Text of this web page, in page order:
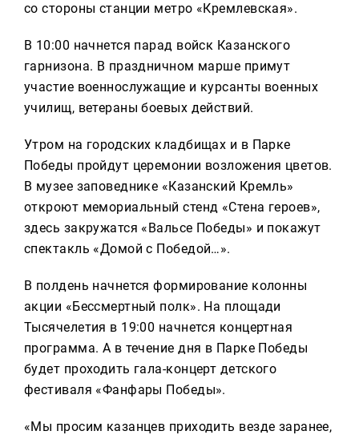
со стороны станции метро «Кремлевская».
В 10:00 начнется парад войск Казанского
гарнизона. В праздничном марше примут
участие военнослужащие и курсанты военных
училищ, ветераны боевых действий.
Утром на городских кладбищах и в Парке
Победы пройдут церемонии возложения цветов.
В музее заповеднике «Казанский Кремль»
откроют мемориальный стенд «Стена героев»,
здесь закружатся «Вальсе Победы» и покажут
спектакль «Домой с Победой…».
В полдень начнется формирование колонны
акции «Бессмертный полк». На площади
Тысячелетия в 19:00 начнется концертная
программа. А в течение дня в Парке Победы
будет проходить гала-концерт детского
фестиваля «Фанфары Победы».
«Мы просим казанцев приходить везде заранее,